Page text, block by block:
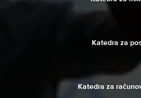
Katedra za
Katedra za